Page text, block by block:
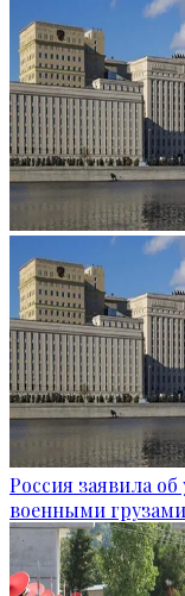
Россия заявила
военными